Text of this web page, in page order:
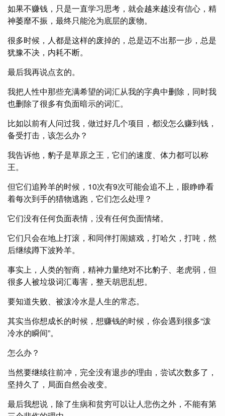
如果不赚钱，只是一直学习思考，就会越来越没有信心，精
神萎靡不振，最终只能沦为底层的废物。
很多时候，人都是这样的废掉的，总是迈不出那一步，总是
犹豫不决，内耗不断。
最后我再说点玄的。
我把人性中那些充满希望的词汇从我的字典中删除，同时我
也删除了很多有负面暗示的词汇。
比如以前有人问过我，做过好几个项目，都没怎么赚到钱，
备受打击，该怎么办？
我告诉他，豹子是草原之王，它们的速度、体力都可以称
王。
但它们追羚羊的时候，10次有9次可能会追不上，眼睁睁看
着每次到手的猎物逃跑，它们怎么处理？
它们没有任何负面表情，没有任何负面情绪。
它们只会在地上打滚，和同伴打闹嬉戏，打哈欠，打吨，然
后继续蹲下波羚羊。
事实上，人类的智商，精神力量绝对不比豹子、老虎弱，但
很多人被垃圾词汇毒害，整天胡思乱想。
要知道失败、被泼冷水是人生的常态。
其实当你想成长的时候，想赚钱的时候，你会遇到很多“泼
冷水的瞬间”。
怎么办？
当然要继续往前冲，完全没有退步的理由，尝试次数多了，
坚持久了，局面自然会改变。
最后我想说，除了生病和贫穷可以让人悲伤之外，不能有第